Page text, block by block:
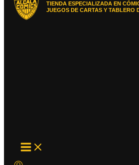
TIENDA ESPECIALIZADA EN
JUEGOS DE CARTAS Y TABLERO
MAIN
MENU